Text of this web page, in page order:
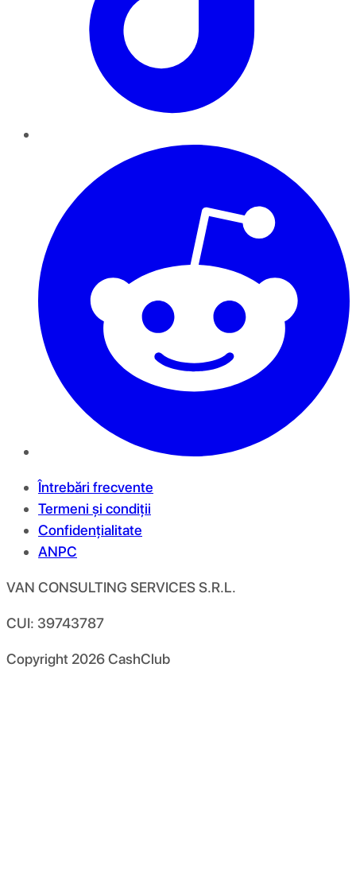
Întrebări frecvente
Termeni și condiții
Confidențialitate
ANPC
VAN CONSULTING SERVICES S.R.L.
CUI: 39743787
Copyright 2026CashClub